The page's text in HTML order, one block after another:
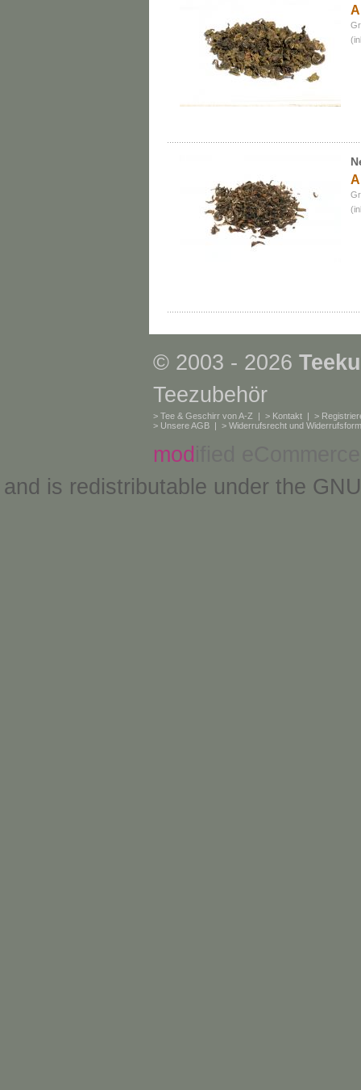
© 2003 - 2026
Teezubehör
> Tee & Geschirr von A-Z | > Kontakt | >
> Unsere AGB | > Widerrufsrecht und
mod
and is redistributable under the